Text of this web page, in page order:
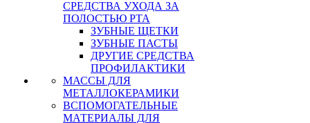
СРЕДСТВА УХОДА ЗА
ПОЛОСТЬЮ РТА
ЗУБНЫЕ ЩЕТКИ
ЗУБНЫЕ ПАСТЫ
ДРУГИЕ СРЕДСТВА
ПРОФИЛАКТИКИ
МАССЫ ДЛЯ
МЕТАЛЛОКЕРАМИКИ
ВСПОМОГАТЕЛЬНЫЕ
МАТЕРИАЛЫ ДЛЯ